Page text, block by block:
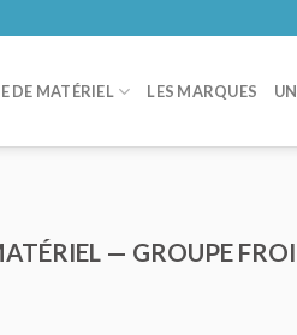
DE MATÉRIEL LES MARQUES
— GROUPE